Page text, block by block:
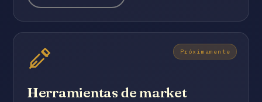
Próximamente
Herramientas de market